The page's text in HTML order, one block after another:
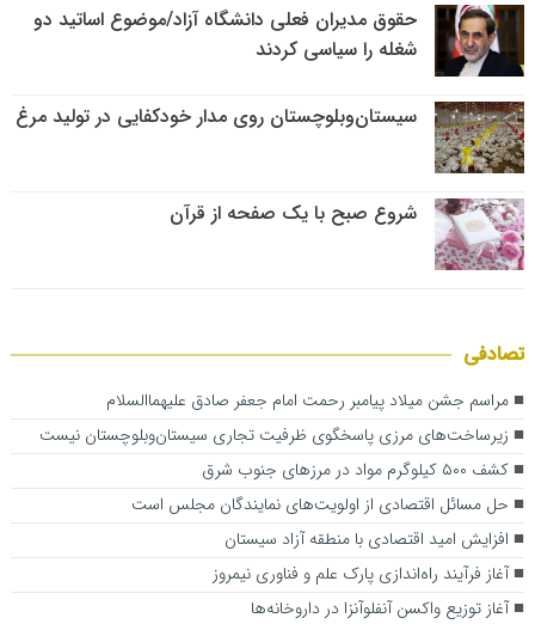
حقوق مدیران فعلی دانشگاه آزاد/موضوع اساتید دو
شغله را سیاسی کردند
سیستان‌وبلوچستان روی مدار خودکفایی در تولید مرغ
شروع صبح با یک صفحه از قرآن
تصادفی
مراسم جشن میلاد پیامبر رحمت امام جعفر صادق علیهماالسلام
زیرساخت‌های مرزی پاسخگوی ظرفیت تجاری سیستان‌وبلوچستان نیست
کشف ۵۰۰ کیلوگرم مواد در مرزهای جنوب شرق
حل مسائل اقتصادی از اولویت‌های نمایندگان مجلس است
افزایش امید اقتصادی با منطقه آزاد سیستان
آغاز فرآیند راه‌اندازی پارک علم و فناوری نیمروز
آغاز توزیع واکسن آنفلوآنزا در داروخانه‌ها